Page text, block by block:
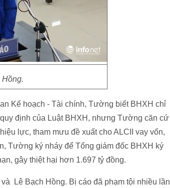
Hồng.
Kế hoạch - Tài chính, Tường biết BHXH chỉ
định của Luật BHXH, nhưng Tường căn cứ
lực, tham mưu đề xuất cho ALCII vay vốn,
Tường ký nháy để Tổng giám đốc BHXH ký
gây thiệt hại hơn 1.697 tỷ đồng.
Lê Bạch Hồng. Bị cáo đã phạm tội nhiều lần